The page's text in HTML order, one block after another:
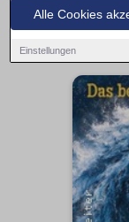
Alle Cookies
Einstellungen
Ribnitz-